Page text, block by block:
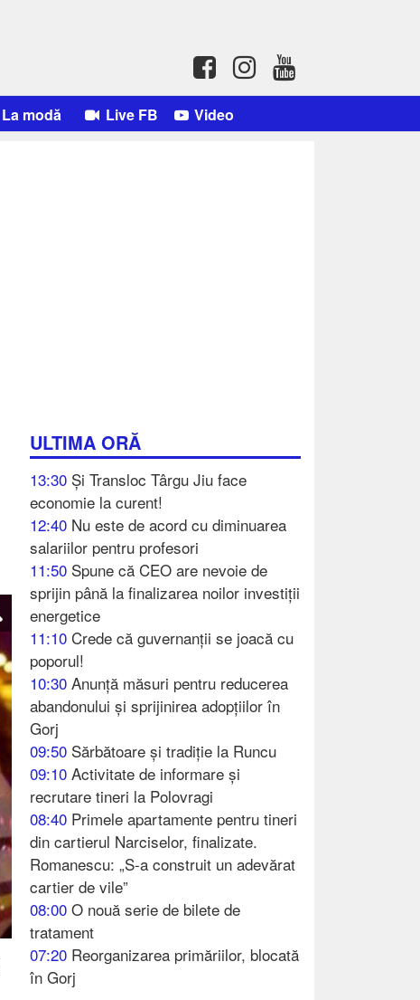
La modă Live FB Video
ULTIMA ORĂ
13:30 Și Transloc Târgu Jiu face
economie la curent!
12:40 Nu este de acord cu diminuarea
salariilor pentru profesori
11:50 Spune că CEO are nevoie de
sprijin până la finalizarea noilor investiții
energetice
11:10 Crede că guvernanții se joacă cu
poporul!
10:30 Anunță măsuri pentru reducerea
abandonului și sprijinirea adopțiilor în
Gorj
09:50 Sărbătoare și tradiție la Runcu
09:10 Activitate de informare și
recrutare tineri la Polovragi
08:40 Primele apartamente pentru tineri
din cartierul Narciselor, finalizate.
Romanescu: „S-a construit un adevărat
cartier de vile”
08:00 O nouă serie de bilete de
tratament
07:20 Reorganizarea primăriilor, blocată
în Gorj